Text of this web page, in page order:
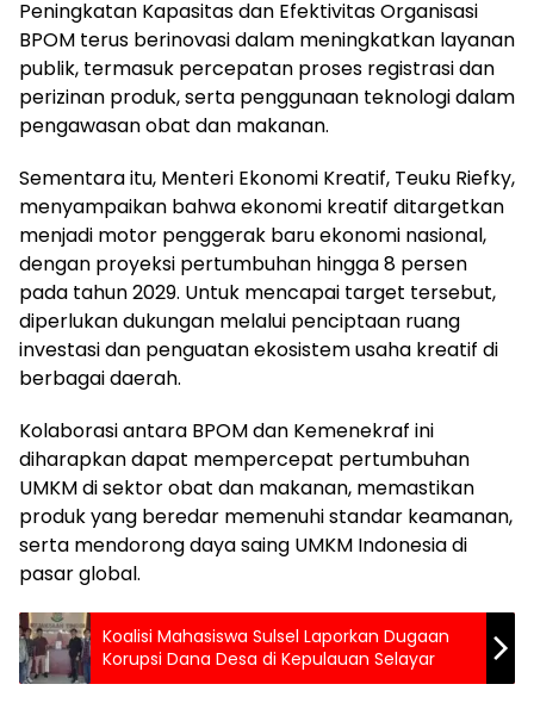
Peningkatan Kapasitas dan Efektivitas Organisasi
BPOM terus berinovasi dalam meningkatkan layanan
publik, termasuk percepatan proses registrasi dan
perizinan produk, serta penggunaan teknologi dalam
pengawasan obat dan makanan.
Sementara itu, Menteri Ekonomi Kreatif, Teuku Riefky,
menyampaikan bahwa ekonomi kreatif ditargetkan
menjadi motor penggerak baru ekonomi nasional,
dengan proyeksi pertumbuhan hingga 8 persen
pada tahun 2029. Untuk mencapai target tersebut,
diperlukan dukungan melalui penciptaan ruang
investasi dan penguatan ekosistem usaha kreatif di
berbagai daerah.
Kolaborasi antara BPOM dan Kemenekraf ini
diharapkan dapat mempercepat pertumbuhan
UMKM di sektor obat dan makanan, memastikan
produk yang beredar memenuhi standar keamanan,
serta mendorong daya saing UMKM Indonesia di
pasar global.
Koalisi Mahasiswa Sulsel Laporkan Dugaan
Korupsi Dana Desa di Kepulauan Selayar